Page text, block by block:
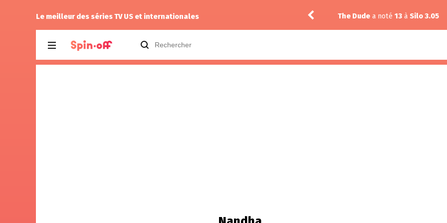
Le meilleur des séries TV US et internationales
rinkera noté13 àHouse of the Dragon 3.02 The Dude a noté 13 à Silo 3.05